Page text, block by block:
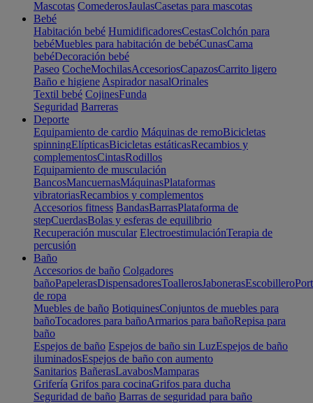
Mascotas ComederosJaulasCasetas para mascotas
Bebé
Habitación bebé HumidificadoresCestasColchón para
bebéMuebles para habitación de bebéCunasCama
bebéDecoración bebé
Paseo CocheMochilasAccesoriosCapazosCarrito ligero
Baño e higiene Aspirador nasalOrinales
Textil bebé CojinesFunda
Seguridad Barreras
Deporte
Equipamiento de cardio Máquinas de remoBicicletas
spinningElípticasBicicletas estáticasRecambios y
complementosCintasRodillos
Equipamiento de musculación
BancosMancuernasMáquinasPlataformas
vibratoriasRecambios y complementos
Accesorios fitness BandasBarrasPlataforma de
stepCuerdasBolas y esferas de equilibrio
Recuperación muscular ElectroestimulaciónTerapia de
percusión
Baño
Accesorios de baño Colgadores
bañoPapelerasDispensadoresToallerosJabonerasEscobillero
de ropa
Muebles de baño BotiquinesConjuntos de muebles para
bañoTocadores para bañoArmarios para bañoRepisa para
baño
Espejos de baño Espejos de baño sin LuzEspejos de baño
iluminadosEspejos de baño con aumento
Sanitarios BañerasLavabosMamparas
Grifería Grifos para cocinaGrifos para ducha
Seguridad de baño Barras de seguridad para baño